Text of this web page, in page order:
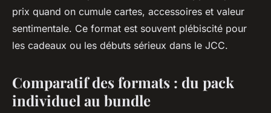
prix quand on cumule cartes, accessoires et valeur
sentimentale. Ce format est souvent plébiscité pour
les cadeaux ou les débuts sérieux dans le JCC.
Comparatif des formats : du pack
individuel au bundle